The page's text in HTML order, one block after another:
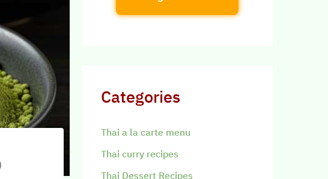
Categories
Thai a la carte menu
Thai curry recipes
Thai Dessert Recipes